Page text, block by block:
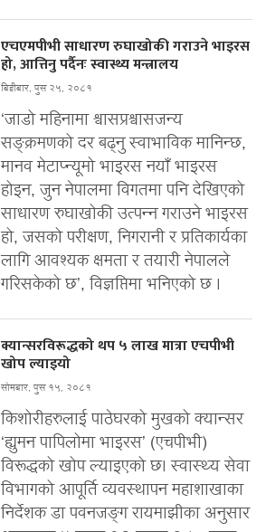
एचएमपीभी साधारण रुघाखोकी गराउने भाइरस
हो, आत्तिनु पर्दैनः स्वास्थ्य मन्त्रालय
बिहीबार, पुस २५, २०८१
‘जाडो महिनामा श्वासप्रश्वासजन्य
सङ्क्रमणको दर बढ्नु स्वाभाविक मानिन्छ,
मानव मेटाप्न्यूमो भाइरस नयाँ भाइरस
होइन, जुन नेपालमा विगतमा पनि देखिएको
साधारण रुघाखोकी उत्पन्न गराउने भाइरस
हो, जसको परीक्षण, निगरानी र प्रतिकार्यका
लागि आवश्यक क्षमता र तयारी नेपालले
गरिसकेको छ’, विज्ञप्तिमा भनिएको छ ।
क्यान्सरविरूद्धको थप ५ लाख मात्रा एचपीभी
खोप ल्याइयो
सोमबार, पुस १५, २०८१
किशोरीहरुलाई पाठेघरको मुखको क्यान्सर
‘ह्युमन पापिलोमा भाइरस’ (एचपीभी)
विरूद्धको खोप ल्याइएको छ। स्वास्थ्य सेवा
विभागको आपूर्ति व्यवस्थापन महाशाखाका
निर्देशक डा पवनजङ्ग रायमाझीका अनुसार